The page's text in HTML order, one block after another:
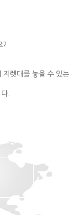
?
지렛대를 놓을 수 있는
.